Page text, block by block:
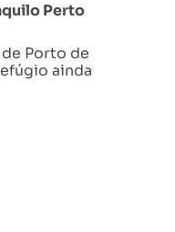
Perto
Porto de
ainda